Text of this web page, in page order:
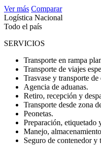
Ver más Comparar
Logística Nacional
Todo el país
SERVICIOS
Transporte en rampa
Transporte de viajes
Trasvase y transporte de
Agencia de aduanas.
Retiro, recepción y
Transporte desde zona
Peonetas.
Preparación, etiquetado
Manejo,
Seguro de contenedor y